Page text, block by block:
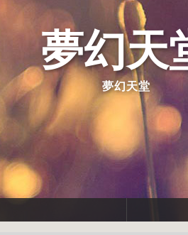
夢幻天
夢幻天堂